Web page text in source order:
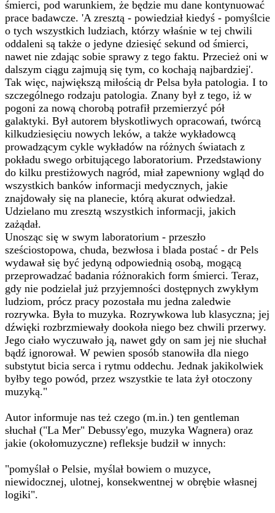
śmierci, pod warunkiem, że będzie mu dane kontynuować
prace badawcze. 'A zresztą - powiedział kiedyś - pomyślcie
o tych wszystkich ludziach, którzy właśnie w tej chwili
oddaleni są także o jedyne dziesięć sekund od śmierci,
nawet nie zdając sobie sprawy z tego faktu. Przecież oni w
dalszym ciągu zajmują się tym, co kochają najbardziej'.
Tak więc, największą miłością dr Pelsa była patologia. I to
szczególnego rodzaju patologia. Znany był z tego, iż w
pogoni za nową chorobą potrafił przemierzyć pół
galaktyki. Był autorem błyskotliwych opracowań, twórcą
kilkudziesięciu nowych leków, a także wykładowcą
prowadzącym cykle wykładów na różnych światach z
pokładu swego orbitującego laboratorium. Przedstawiony
do kilku prestiżowych nagród, miał zapewniony wgląd do
wszystkich banków informacji medycznych, jakie
znajdowały się na planecie, którą akurat odwiedzał.
Udzielano mu zresztą wszystkich informacji, jakich
zażądał.
Unosząc się w swym laboratorium - przeszło
sześciostopowa, chuda, bezwłosa i blada postać - dr Pels
wydawał się być jedyną odpowiednią osobą, mogącą
przeprowadzać badania różnorakich form śmierci. Teraz,
gdy nie podzielał już przyjemności dostępnych zwykłym
ludziom, prócz pracy pozostała mu jedna zaledwie
rozrywka. Była to muzyka. Rozrywkowa lub klasyczna; jej
dźwięki rozbrzmiewały dookoła niego bez chwili przerwy.
Jego ciało wyczuwało ją, nawet gdy on sam jej nie słuchał
bądź ignorował. W pewien sposób stanowiła dla niego
substytut bicia serca i rytmu oddechu. Jednak jakikolwiek
byłby tego powód, przez wszystkie te lata żył otoczony
muzyką."
Autor informuje nas też czego (m.in.) ten gentleman
słuchał ("La Mer" Debussy'ego, muzyka Wagnera) oraz
jakie (okołomuzyczne) refleksje budził w innych:
"pomyślał o Pelsie, myślał bowiem o muzyce,
niewidocznej, ulotnej, konsekwentnej w obrębie własnej
logiki".